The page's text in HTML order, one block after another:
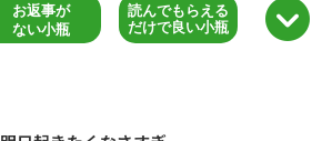
お返事が
ない小瓶
読んでもらえる
だけで良い小瓶